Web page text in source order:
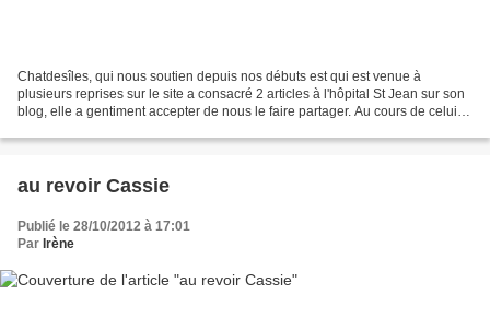
Chatdesîles, qui nous soutien depuis nos débuts est qui est venue à
plusieurs reprises sur le site a consacré 2 articles à l'hôpital St Jean sur son
blog, elle a gentiment accepter de nous le faire partager. Au cours de celui-
au revoir Cassie
Publié le 28/10/2012 à 17:01
Par Irène